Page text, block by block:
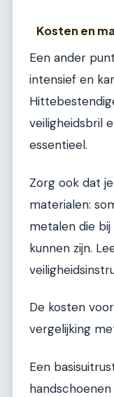
Kosten en
Een ander
intensief en
veiligheidsbril
essentieel.
Zorg ook dat
materialen:
metalen die
kunnen zijn.
De kosten
vergelijking
Een